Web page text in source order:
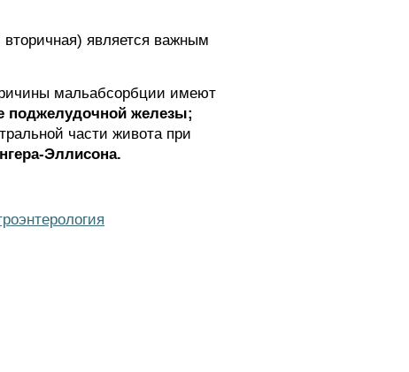
является важным
мальабсорбции имеют
поджелудочной железы;
части живота при
Эллисона.